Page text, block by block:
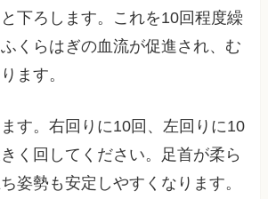
下ろします。これを10回程度繰
くらはぎの血流が促進され、む
ます。
す。右回りに10回、左回りに10
く回してください。足首が柔ら
姿勢も安定しやすくなります。